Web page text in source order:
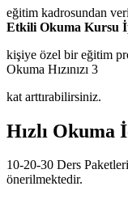
eğitim kadrosundan
Etkili Okuma Kursu
kişiye özel bir eğitim
Okuma Hızınızı 3
kat arttırabilirsiniz.
Hızlı
10-20-30 Ders
önerilmektedir.